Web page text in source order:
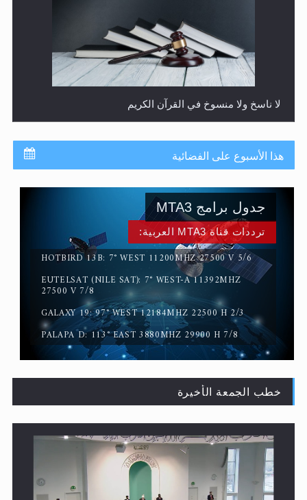
سورة التكوير تُنبئ بزمن بعثة المسيح الموعود عليه السلام
هذا الأسبوع على الفضائية
ترددات قناة MTA3 العربية:
HOTBIRD 13B: 7° WEST 11200MHZ 27500 V 5/6
EUTELSAT (NILE SAT): 7° WEST-A 11392MHZ
27500 V 7/8
GALAXY 19: 97° WEST 12184MHZ 22500 H 2/3
PALAPA D: 113° EAST 3880MHZ 29900 H 7/8
جدول برامج MTA3
خطب الجمعة الأخيرة